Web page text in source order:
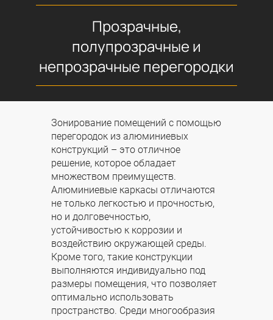
Прозрачные,
полупрозрачные и
непрозрачные перегородки
Зонирование помещений с помощью
перегородок из алюминиевых
конструкций – это отличное
решение, которое обладает
множеством преимуществ.
Алюминиевые каркасы отличаются
не только легкостью и прочностью,
но и долговечностью,
устойчивостью к коррозии и
воздействию окружающей среды.
Кроме того, такие конструкции
выполняются индивидуально под
размеры помещения, что позволяет
оптимально использовать
пространство. Среди многообразия